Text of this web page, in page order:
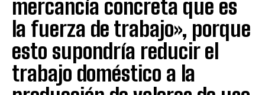
mercancía concreta que es
la fuerza de trabajo», porque
esto supondría reducir el
trabajo doméstico a la